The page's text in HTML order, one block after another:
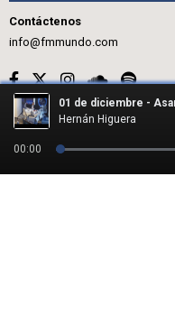
Hernán Higuera
00:00
Contáctenos
info@fmmundo.com
© 2026 - Notimundo / Todos